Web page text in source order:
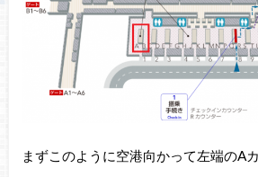
まずこのように空港向かって左端のA